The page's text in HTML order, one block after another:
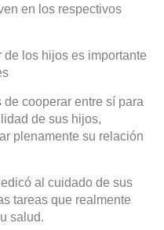
en los respectivos
de los hijos es importante
de cooperar entre sí para
de sus hijos,
plenamente su relación
al cuidado de sus
tareas que realmente
salud.